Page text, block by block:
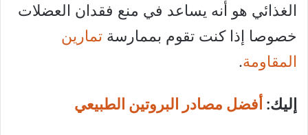
الغذائي هو أنه يساعد في منع فقدان العضلات
خصوصا إذا كنت تقوم بممارسة تمارين
المقاومة.
إليك: أفضل مصادر البروتين الطبيعي